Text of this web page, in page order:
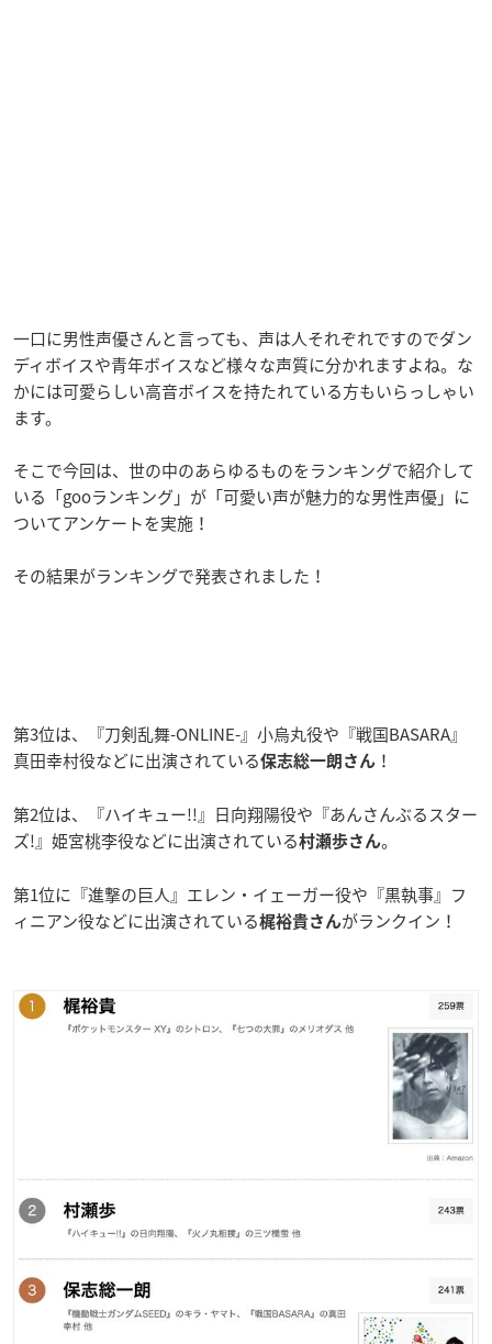
一口に男性声優さんと言っても、声は人それぞれですのでダン
ディボイスや青年ボイスなど様々な声質に分かれますよね。な
かには可愛らしい高音ボイスを持たれている方もいらっしゃい
ます。
そこで今回は、世の中のあらゆるものをランキングで紹介して
いる「gooランキング」が「可愛い声が魅力的な男性声優」に
ついてアンケートを実施！
その結果がランキングで発表されました！
第3位は、『刀剣乱舞-ONLINE-』小烏丸役や『戦国BASARA』
真田幸村役などに出演されている保志総一朗 さん ！
第2位は、『ハイキュー!!』日向翔陽役や『あんさんぶるスター
ズ!』姫宮桃李役などに出演されている村瀬歩さん。
第1位に『進撃の巨人』エレン・イェーガー役や『黒執事』フ
ィニアン役などに出演されている梶裕貴さんがランクイン！